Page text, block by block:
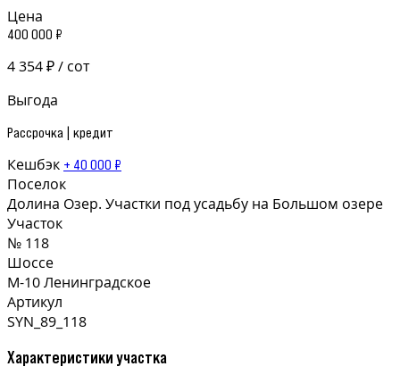
Цена
400 000 ₽
4 354 ₽ / сот
Выгода
Рассрочка | кредит
Кешбэк + 40 000 ₽
Поселок
Долина Озер. Участки под усадьбу на Большом озере
Участок
№ 118
Шоссе
М-10 Ленинградское
Артикул
SYN_89_118
Характеристики участка